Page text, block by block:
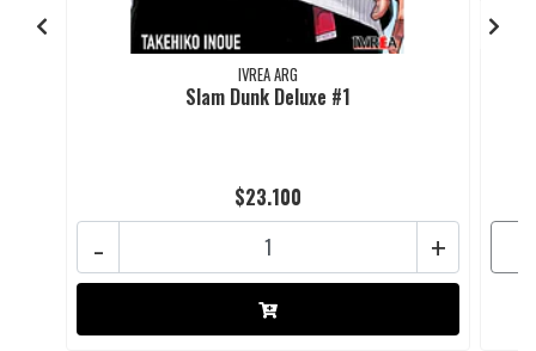
IVREA ARG
Slam Dunk Deluxe #1
$23.100
+
-